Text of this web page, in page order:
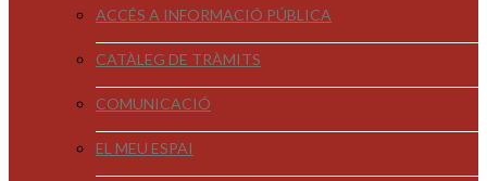
ACCÉS A INFORMACIÓ PÚBLICA
CATÀLEG DE TRÀMITS
COMUNICACIÓ
EL MEU ESPAI